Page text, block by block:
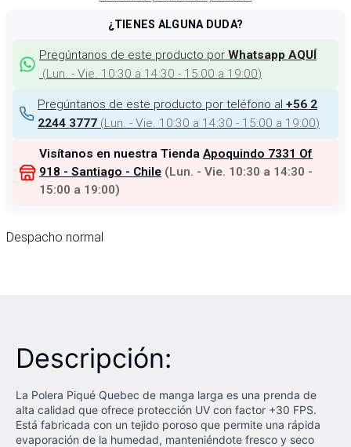
¿TIENES ALGUNA DUDA?
Pregúntanos de este producto por Whatsapp AQUÍ
(Lun. - Vie. 10:30 a 14:30 - 15:00 a 19:00)
Pregúntanos de este producto por teléfono al +56 2
2244 3777 (Lun. - Vie. 10:30 a 14:30 - 15:00 a 19:00)
Visítanos en nuestra Tienda Apoquindo 7331 Of
918 - Santiago - Chile (Lun. - Vie. 10:30 a 14:30 -
15:00 a 19:00)
Despacho normal
Descripción:
La Polera Piqué Quebec de manga larga es una prenda de
alta calidad que ofrece protección UV con factor +30 FPS.
Está fabricada con un tejido poroso que permite una rápida
evaporación de la humedad, manteniéndote fresco y seco